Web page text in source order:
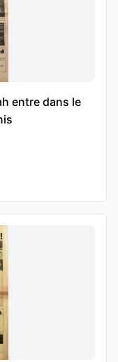
entre dans le